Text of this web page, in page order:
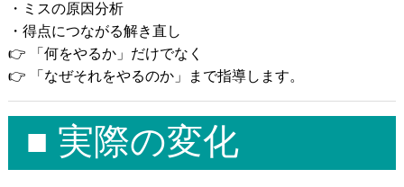
・ミスの原因分析
・得点につながる解き直し
👉 「何をやるか」だけでなく
👉 「なぜそれをやるのか」まで指導します。
■ 実際の変化